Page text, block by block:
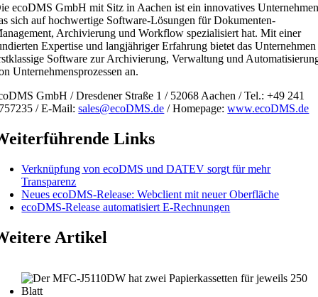
ecoDMS GmbH mit Sitz in Aachen ist ein innovatives
sich auf hochwertige Software-Lösungen für Dokumenten-
Archivierung und Workflow spezialisiert hat. Mit einer
Expertise und langjähriger Erfahrung bietet das Unternehmen
Software zur Archivierung, Verwaltung und
Unternehmensprozessen an.
GmbH / Dresdener Straße 1 / 52068 Aachen / Tel.: +49 241
/ E-Mail:sales@ecoDMS.de / Homepage:www.ecoDMS.de
Links
Verknüpfung von ecoDMS und DATEV sorgt für mehr
Transparenz
Neues ecoDMS-Release: Webclient mit neuer Oberfläche
ecoDMS-Release automatisiert E-Rechnungen
Artikel